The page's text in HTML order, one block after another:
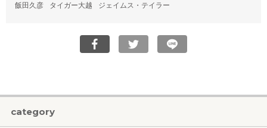
飯田久彦
タイガー大越 ジェイムス・テイラー
category